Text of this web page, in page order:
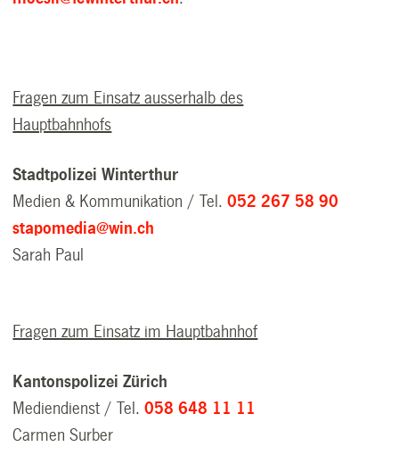
Fragen zum Einsatz ausserhalb des
Hauptbahnhofs
Stadtpolizei Winterthur
Medien & Kommunikation / Tel.052 267 58 90
stapomedia@win.ch
Sarah Paul
Fragen zum Einsatz im Hauptbahnhof
Kantonspolizei Zürich
Mediendienst / Tel.058 648 11 11
Carmen Surber